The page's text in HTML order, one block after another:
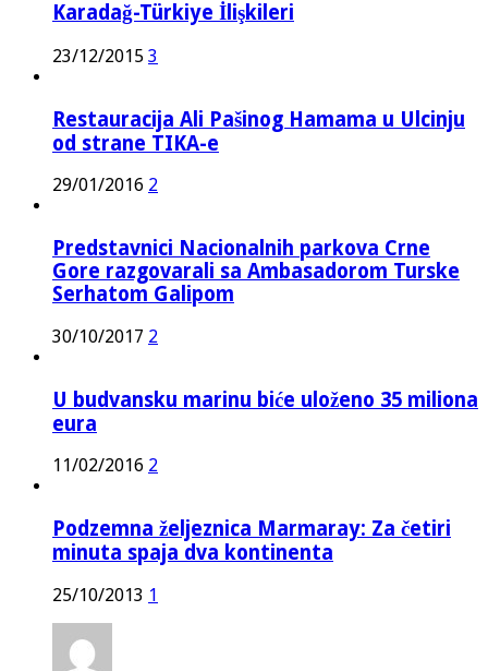
Karadağ-Türkiye İlişkileri
23/12/2015 3
Restauracija Ali Pašinog Hamama u Ulcinju
od strane TIKA-e
29/01/2016 2
Predstavnici Nacionalnih parkova Crne
Gore razgovarali sa Ambasadorom Turske
Serhatom Galipom
30/10/2017 2
U budvansku marinu biće uloženo 35 miliona
eura
11/02/2016 2
Podzemna željeznica Marmaray: Za četiri
minuta spaja dva kontinenta
25/10/2013 1